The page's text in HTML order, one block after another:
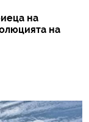
на
на